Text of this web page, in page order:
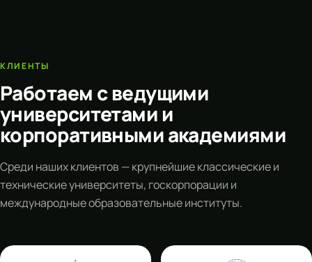
КЛИЕНТЫ
Работаем с ведущими
университетами и
корпоративными академиями
Среди наших клиентов — крупнейшие классические и
технические университеты, госкорпорации и
международные образовательные институты.